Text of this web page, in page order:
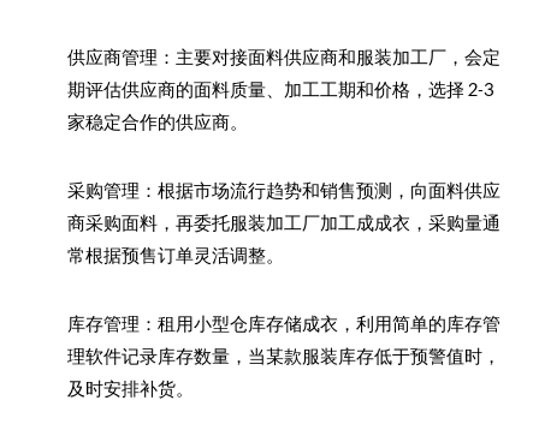
供应商管理：主要对接面料供应商和服装加工厂，会定
期评估供应商的面料质量、加工工期和价格，选择 2-3
家稳定合作的供应商。
采购管理：根据市场流行趋势和销售预测，向面料供应
商采购面料，再委托服装加工厂加工成成衣，采购量通
常根据预售订单灵活调整。
库存管理：租用小型仓库存储成衣，利用简单的库存管
理软件记录库存数量，当某款服装库存低于预警值时，
及时安排补货。